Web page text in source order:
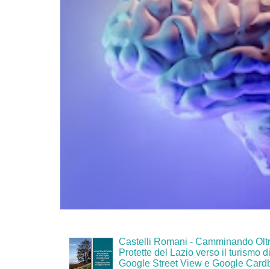
Castelli Romani - Camminando
Protette del Lazio verso il turismo
Google Street View e Google